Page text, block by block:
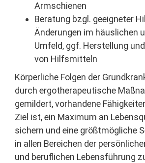
Armschienen
Beratung bzgl. geeigneter
Änderungen im häuslichen
Umfeld, ggf. Herstellung
von Hilfsmitteln
Körperliche Folgen der
durch ergotherapeutische
gemildert, vorhandene
Ziel ist, ein Maximum an
sichern und eine größtmögliche
in allen Bereichen der
und beruflichen Lebensführung